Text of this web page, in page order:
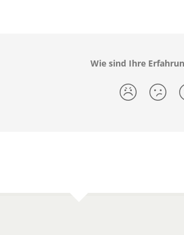
Wie sind Ihre